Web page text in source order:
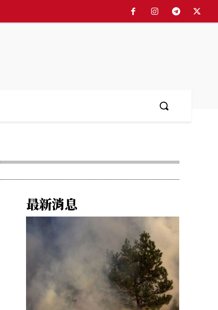
最新消息